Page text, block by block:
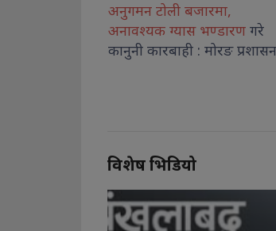
शिक्षा मन्त्रालयमा उच्च शिक्षा नीति
कार्यशालाको पहिलो सत्र सम्पन्न
विशेष भिडियो